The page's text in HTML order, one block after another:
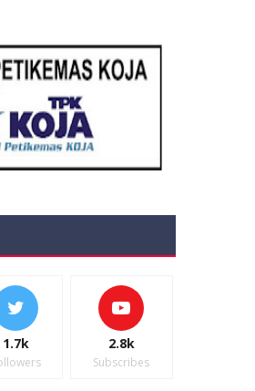
1.7k 2.8k
Subscribes